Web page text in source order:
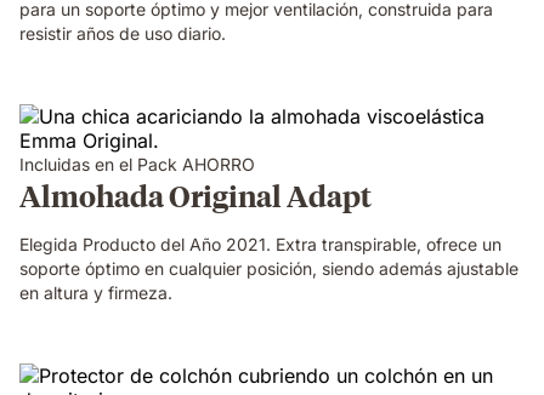
para un soporte óptimo y mejor ventilación, construida para
resistir años de uso diario.
Incluidas en el Pack AHORRO
Almohada Original Adapt
Elegida Producto del Año 2021. Extra transpirable, ofrece un
soporte óptimo en cualquier posición, siendo además ajustable
en altura y firmeza.